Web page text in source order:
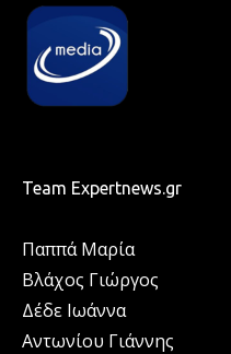
Team Expertnews.gr
Παππά Μαρία
Βλάχος Γιώργος
Δέδε Ιωάννα
Αντωνίου Γιάννης